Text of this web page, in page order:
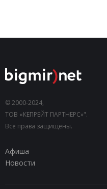
© 2000-2024,
ТОВ «КЕПРЕЙТ ПАРТНЕРС»".
Все права защищены.
Афиша
Новости